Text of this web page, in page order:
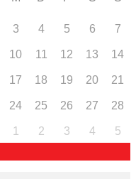
3 4 5 6 7
10 11 12 13 14
17 18 19 20 21
24 25 26 27 28
1 2 3 4 5